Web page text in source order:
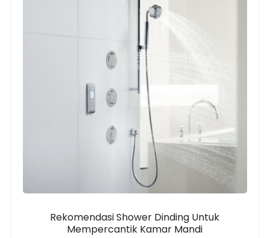
Rekomendasi Shower Dinding Untuk
Mempercantik Kamar Mandi